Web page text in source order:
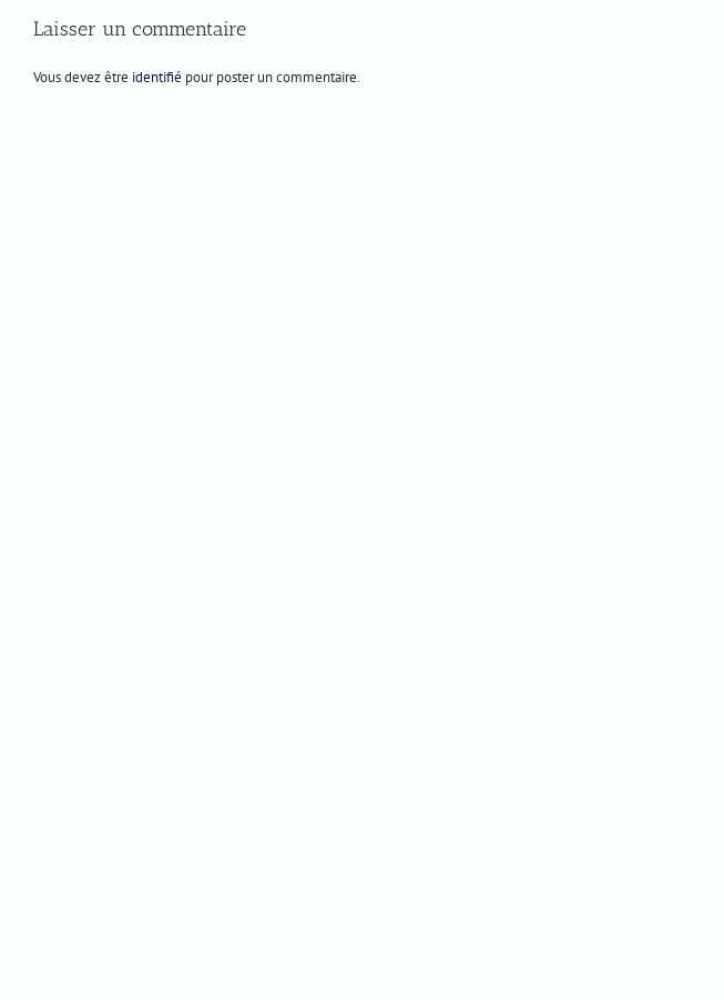
Laisser un commentaire
Vous devez être identifié pour poster un commentaire.